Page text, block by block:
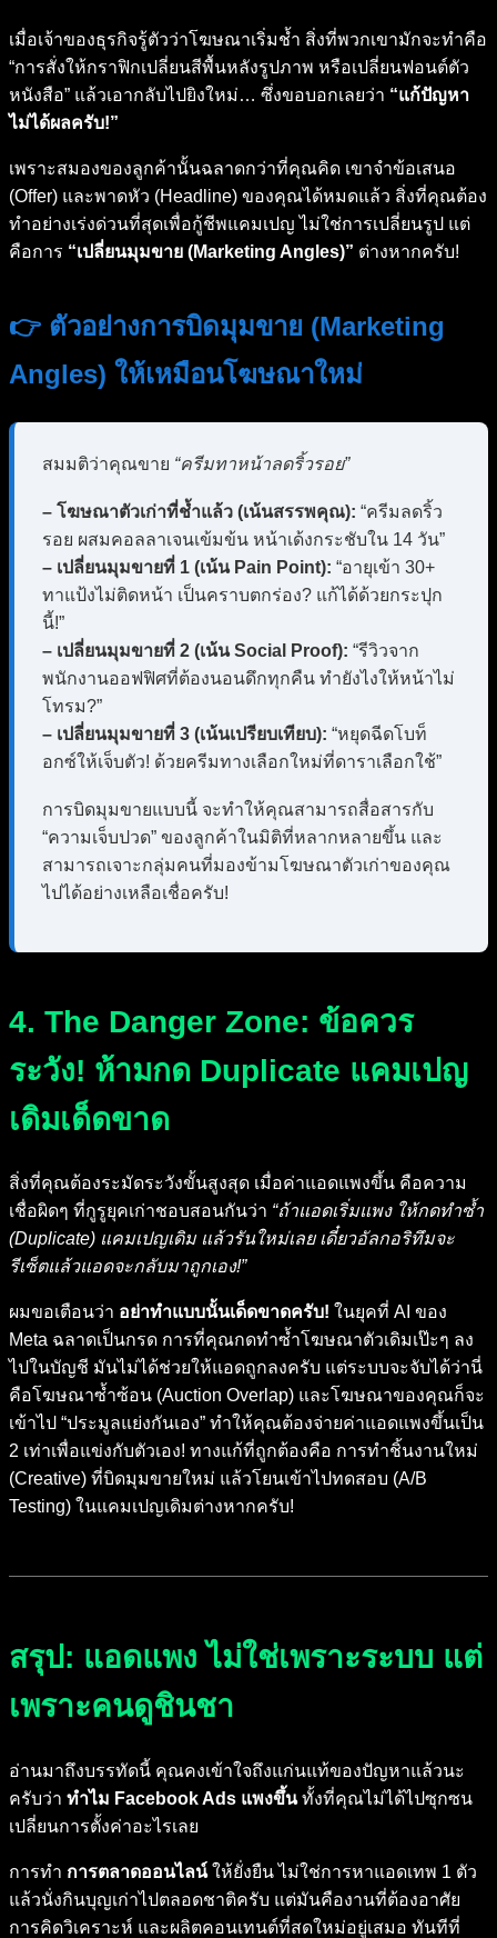
เมื่อเจ้าของธุรกิจรู้ตัวว่าโฆษณาเริ่มช้ำ สิ่งที่พวกเขามักจะทำคือ
“การสั่งให้กราฟิกเปลี่ยนสีพื้นหลังรูปภาพ หรือเปลี่ยนฟอนต์ตัว
หนังสือ” แล้วเอากลับไปยิงใหม่… ซึ่งขอบอกเลยว่า “แก้ปัญหา
ไม่ได้ผลครับ!”
เพราะสมองของลูกค้านั้นฉลาดกว่าที่คุณคิด เขาจำข้อเสนอ
(Offer) และพาดหัว (Headline) ของคุณได้หมดแล้ว สิ่งที่คุณต้อง
ทำอย่างเร่งด่วนที่สุดเพื่อกู้ชีพแคมเปญ ไม่ใช่การเปลี่ยนรูป แต่
คือการ “เปลี่ยนมุมขาย (Marketing Angles)” ต่างหากครับ!
👉 ตัวอย่างการบิดมุมขาย (Marketing
Angles) ให้เหมือนโฆษณาใหม่
สมมติว่าคุณขาย “ครีมทาหน้าลดริ้วรอย”
– โฆษณาตัวเก่าที่ช้ำแล้ว (เน้นสรรพคุณ): “ครีมลดริ้ว
รอย ผสมคอลลาเจนเข้มข้น หน้าเด้งกระชับใน 14 วัน”
– เปลี่ยนมุมขายที่ 1 (เน้น Pain Point): “อายุเข้า 30+
ทาแป้งไม่ติดหน้า เป็นคราบตกร่อง? แก้ได้ด้วยกระปุก
นี้!”
– เปลี่ยนมุมขายที่ 2 (เน้น Social Proof): “รีวิวจาก
พนักงานออฟฟิศที่ต้องนอนดึกทุกคืน ทำยังไงให้หน้าไม่
โทรม?”
– เปลี่ยนมุมขายที่ 3 (เน้นเปรียบเทียบ): “หยุดฉีดโบท็
อกซ์ให้เจ็บตัว! ด้วยครีมทางเลือกใหม่ที่ดาราเลือกใช้”
การบิดมุมขายแบบนี้ จะทำให้คุณสามารถสื่อสารกับ
“ความเจ็บปวด” ของลูกค้าในมิติที่หลากหลายขึ้น และ
สามารถเจาะกลุ่มคนที่มองข้ามโฆษณาตัวเก่าของคุณ
ไปได้อย่างเหลือเชื่อครับ!
4. The Danger Zone: ข้อควร
ระวัง! ห้ามกด Duplicate แคมเปญ
เดิมเด็ดขาด
สิ่งที่คุณต้องระมัดระวังขั้นสูงสุด เมื่อค่าแอดแพงขึ้น คือความ
เชื่อผิดๆ ที่กูรูยุคเก่าชอบสอนกันว่า “ถ้าแอดเริ่มแพง ให้กดทำซ้ำ
(Duplicate) แคมเปญเดิม แล้วรันใหม่เลย เดี๋ยวอัลกอริทึมจะ
รีเซ็ตแล้วแอดจะกลับมาถูกเอง!”
ผมขอเตือนว่า อย่าทำแบบนั้นเด็ดขาดครับ! ในยุคที่ AI ของ
Meta ฉลาดเป็นกรด การที่คุณกดทำซ้ำโฆษณาตัวเดิมเป๊ะๆ ลง
ไปในบัญชี มันไม่ได้ช่วยให้แอดถูกลงครับ แต่ระบบจะจับได้ว่านี่
คือโฆษณาซ้ำซ้อน (Auction Overlap) และโฆษณาของคุณก็จะ
เข้าไป “ประมูลแย่งกันเอง” ทำให้คุณต้องจ่ายค่าแอดแพงขึ้นเป็น
2 เท่าเพื่อแข่งกับตัวเอง! ทางแก้ที่ถูกต้องคือ การทำชิ้นงานใหม่
(Creative) ที่บิดมุมขายใหม่ แล้วโยนเข้าไปทดสอบ (A/B
Testing) ในแคมเปญเดิมต่างหากครับ!
สรุป: แอดแพง ไม่ใช่เพราะระบบ แต่
เพราะคนดูชินชา
อ่านมาถึงบรรทัดนี้ คุณคงเข้าใจถึงแก่นแท้ของปัญหาแล้วนะ
ครับว่า ทำไม Facebook Ads แพงขึ้นทั้งที่คุณไม่ได้ไปซุกซน
เปลี่ยนการตั้งค่าอะไรเลย
การทำ การตลาดออนไลน์ให้ยั่งยืน ไม่ใช่การหาแอดเทพ 1 ตัว
แล้วนั่งกินบุญเก่าไปตลอดชาติครับ แต่มันคืองานที่ต้องอาศัย
การคิดวิเคราะห์ และผลิตคอนเทนต์ที่สดใหม่อยู่เสมอ ทันทีที่